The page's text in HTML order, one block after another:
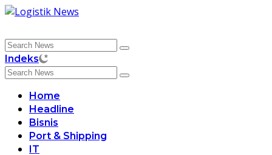
Skip
content
Indeks
Home
Headline
Bisnis
Port & Shipping
IT